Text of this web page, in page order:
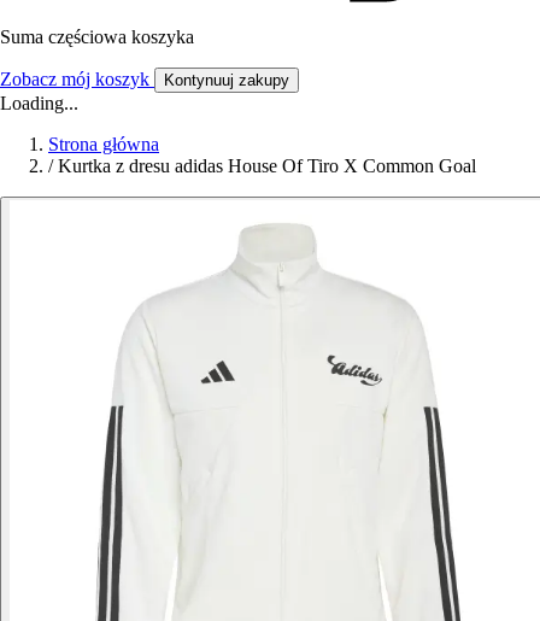
Suma częściowa koszyka
Zobacz mój koszyk Kontynuuj zakupy
Loading...
Strona główna
/ Kurtka z dresu adidas House Of Tiro X Common Goal